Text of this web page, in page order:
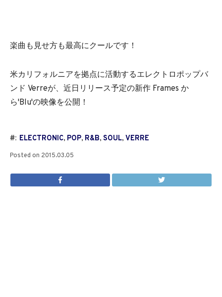
楽曲も見せ方も最高にクールです！
米カリフォルニアを拠点に活動するエレクトロポップバ
ンド Verreが、近日リリース予定の新作 Frames か
ら'Blu'の映像を公開！
#: ELECTRONIC, POP, R&B, SOUL, VERRE
Posted on 2015.03.05